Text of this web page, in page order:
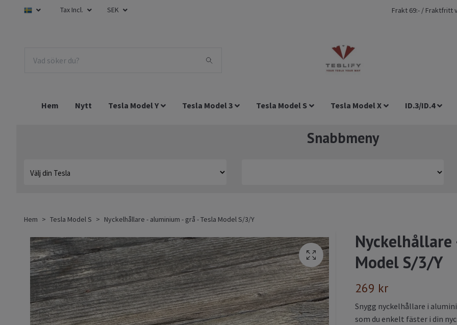
Tax Incl. SEK Frakt 69:- / Fraktfritt
Hem Nytt Tesla Model Y Tesla Model 3 Tesla Model S Tesla Model X ID.3/ID.4
Snabbmeny
Hem Tesla Model S Nyckelhållare - aluminium - grå - Tesla Model S/3/Y
Nyckelhållare
Model S/3/Y
269 kr
Snygg nyckelhållare i
som du enkelt fäster i din